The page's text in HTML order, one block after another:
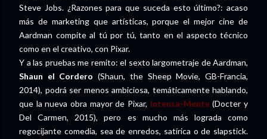
Steve Jobs. ¿Razones para que suceda esto último?: acaso
más de marketing que artísticas, porque el mejor cine de
Aardman compite al tú por tú, tanto en el aspecto técnico
como en el creativo, con Pixar.
Y a las pruebas me remito: el sexto largometraje de Aardman,
Shaun el Cordero (Shaun, the Sheep Movie, GB-Francia,
2014), podrá ser menos ambiciosa, temáticamente hablando,
que la nueva obra mayor de Pixar, Intensa-Mente(Docter y
Del Carmen, 2015), pero es mucho más lograda como
regocijante comedia, sea de enredos, satírica o de slapstick.